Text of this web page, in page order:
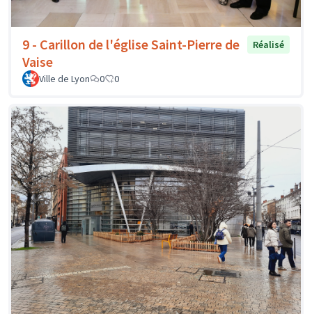
9 - Carillon de l'église Saint-Pierre de
Vaise
Réalisé
Ville de Lyon 0 0